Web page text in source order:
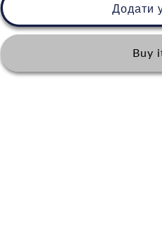
VaporMax
Plus
VaporMax
Plus
Додати
Buy